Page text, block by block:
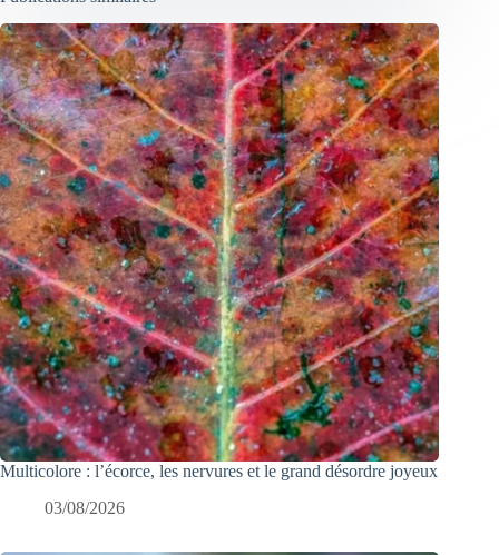
Multicolore : l’écorce, les nervures et le grand désordre joyeux
03/08/2026